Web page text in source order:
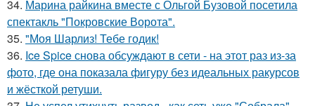
34. Марина райкина вместе с Ольгой Бузовой посетила
спектакль "Покровские Ворота".
35. "Моя Шарлиз! Тебе годик!
36. Ice Spice снова обсуждают в сети - на этот раз из-за
фото, где она показала фигуру без идеальных ракурсов
и жёсткой ретуши.